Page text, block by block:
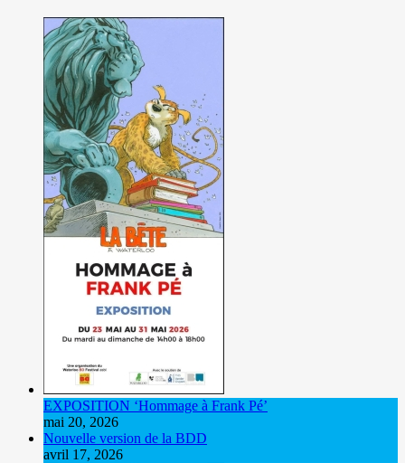
EXPOSITION ‘Hommage à Frank Pé’
mai 20, 2026
Nouvelle version de la BDD
avril 17, 2026